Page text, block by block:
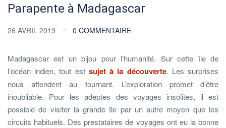
Parapente à Madagascar
26 AVRIL 2019 0 COMMENTAIRE
Madagascar est un bijou pour l’humanité. Sur cette île de
l’océan indien, tout est sujet à la découverte. Les surprises
nous attendent au tournant. L’exploration promet d’être
inoubliable. Pour les adeptes des voyages insolites, il est
possible de visiter la grande île par un autre moyen que les
circuits habituels. Des prestataires de voyages ont eu la bonne